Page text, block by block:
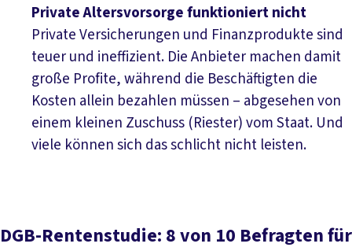
Private Altersvorsorge funktioniert nicht
Private Versicherungen und Finanzprodukte sind
teuer und ineffizient. Die Anbieter machen damit
große Profite, während die Beschäftigten die
Kosten allein bezahlen müssen – abgesehen von
einem kleinen Zuschuss (Riester) vom Staat. Und
viele können sich das schlicht nicht leisten.
DGB-Rentenstudie: 8 von 10 Befragten für